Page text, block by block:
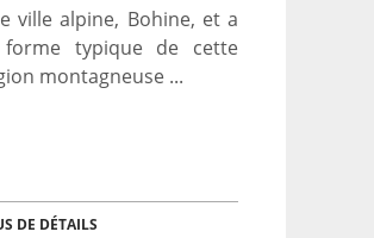
ville alpine, Bohine, et a
typique de cette
montagneuse ...
DE DÉTAILS